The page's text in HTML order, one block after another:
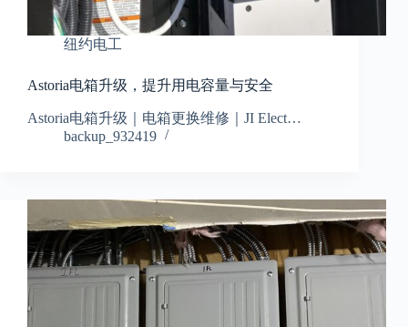
纽约电工
Astoria电箱升级，提升用电容量与安全
Astoria电箱升级｜电箱更换维修｜JI Elect…
backup_932419